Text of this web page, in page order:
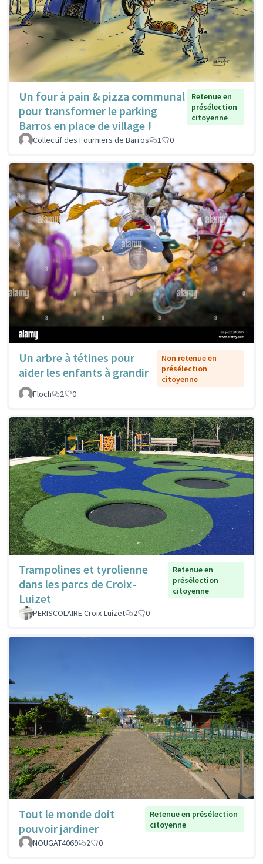
Un four à pain & pizza communal
pour transformer le parking
Barros en place de village !
Retenue en
présélection
citoyenne
Collectif des Fourniers de Barros 1 0
Un arbre à tétines pour
aider les enfants à grandir
Non retenue en
présélection
citoyenne
Floch
2 0
Trampolines et tyrolienne
dans les parcs de Croix-
Luizet
Retenue en
présélection
citoyenne
PERISCOLAIRE Croix-Luizet 2 0
Tout le monde doit
pouvoir jardiner
Retenue en présélection
citoyenne
NOUGAT4069
2 0